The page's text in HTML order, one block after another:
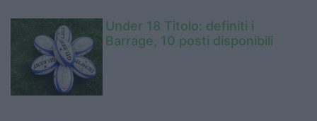
Under 18 Titolo: definiti i
Barrage, 10 posti disponibili